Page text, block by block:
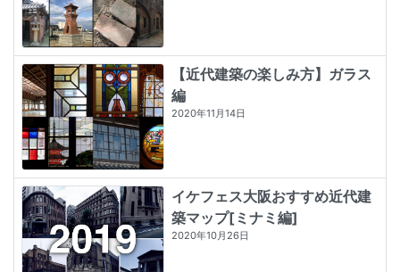
【近代建築の楽しみ方】ガラス
編
2020年11月14日
イケフェス大阪おすすめ近代建
築マップ[ミナミ編]
2020年10月26日